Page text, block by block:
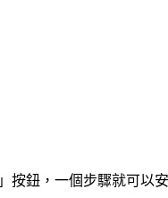
」按鈕，一個步驟就可以